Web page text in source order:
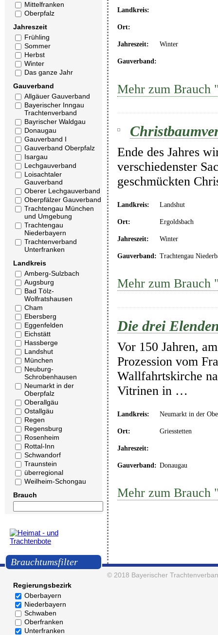
Mittelfranken
Oberpfalz
Jahreszeit
Frühling
Sommer
Herbst
Winter
Das ganze Jahr
Gauverband
Allgäuer Gauverband
Bayerischer Inngau
Trachtenverband
Bayrischer Waldgau
Donaugau
Gauverband I
Gauverband Oberpfalz
Isargau
Lechgauverband
Loisachtaler
Gauverband
Oberer Lechgauverband
Oberpfälzer Gauverband
Trachtengau München
und Umgebung
Trachtengau
Niederbayern
Trachtenverband
Unterfranken
Landkreis
Amberg-Sulzbach
Augsburg
Bad Tölz-
Wolfratshausen
Cham
Ebersberg
Eggenfelden
Eichstätt
Hassberge
Landshut
München
Neuburg-
Schrobenhausen
Neumarkt in der
Oberpfalz
Oberallgäu
Ostallgäu
Regen
Regensburg
Rosenheim
Rottal-Inn
Schwandorf
Traunstein
überregional
Weilheim-Schongau
Brauch
Brauchtumsfilter
Regierungsbezirk
Oberbayern
Niederbayern
Schwaben
Oberfranken
Unterfranken
Landkreis:
Ort:
Jahreszeit: Winter
Gauverband:
Mehr zum Brauch
Ende des Jahres
verschiedenster
geschmückten
Landkreis: Landshut
Ort: Ergoldsbach
Jahreszeit: Winter
Gauverband: Trachtengau
Mehr zum Brauch
Die drei
Vor 150 Jahren,
Prozession vom
Wallfahrtskirche
Vitrinen in …
Landkreis: Neumarkt in der
Ort: Griesstetten
Jahreszeit:
Gauverband: Donaugau
Mehr zum Brauch
© 2018 Bayerischer